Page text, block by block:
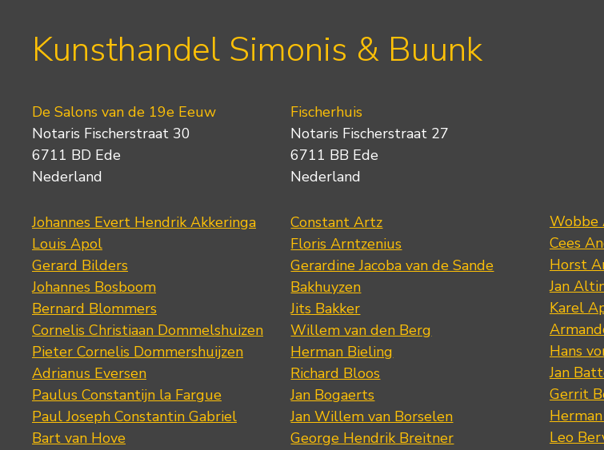
Kunsthandel Simonis & Buunk
De Salons van de 19e Eeuw
Notaris Fischerstraat 30
6711 BD Ede
Nederland
Johannes Evert Hendrik Akkeringa
Louis Apol
Gerard Bilders
Johannes Bosboom
Bernard Blommers
Cornelis Christiaan Dommelshuizen
Pieter Cornelis Dommershuijzen
Adrianus Eversen
Paulus Constantijn la Fargue
Paul Joseph Constantin Gabriel
Bart van Hove
Fischerhuis
Notaris Fischerstraat 27
6711 BB Ede
Nederland
Constant Artz
Floris Arntzenius
Gerardine Jacoba van de Sande
Bakhuyzen
Jits Bakker
Willem van den Berg
Herman Bieling
Richard Bloos
Jan Bogaerts
Jan Willem van Borselen
George Hendrik Breitner
Wobbe
Cees
Horst
Jan
Karel
Hans
Jan
Gerrit
Leo